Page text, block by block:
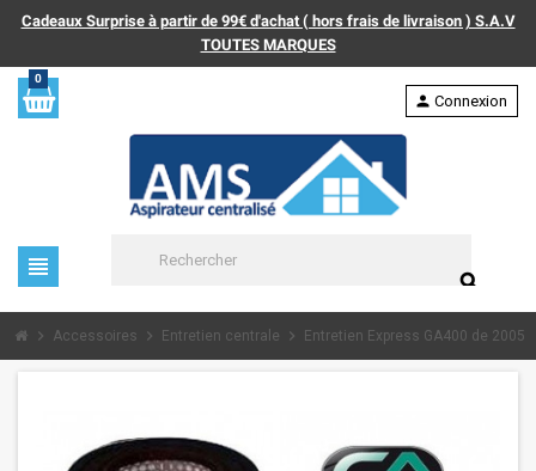
Cadeaux Surprise à partir de 99€ d'achat ( hors frais de livraison ) S.A.V
TOUTES MARQUES
0
view_headline
search
person Connexion
chevron_right Accessoires chevron_right Entretien centrale chevron_right Entretien Express GA400 de 2005